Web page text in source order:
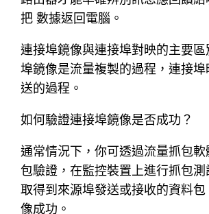
把 數據返回電腦。
連接埠鏡像與連接埠對映的主要
埠鏡像是流量複製的過程，連接
送的過程。
如何驗證連接埠鏡像是否成功？
通常情況下，你可透過流量抓包
包驗證，在監控裝置上進行抓包測
取得到來源埠發送或接收的資料
像成功。